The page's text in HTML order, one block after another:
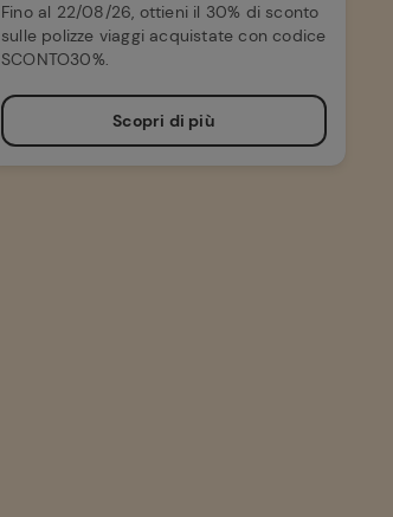
Fino al 22/08/26, ottieni il 30% di sconto
sulle polizze viaggi acquistate con codice
SCONTO30%.
Scopri di più